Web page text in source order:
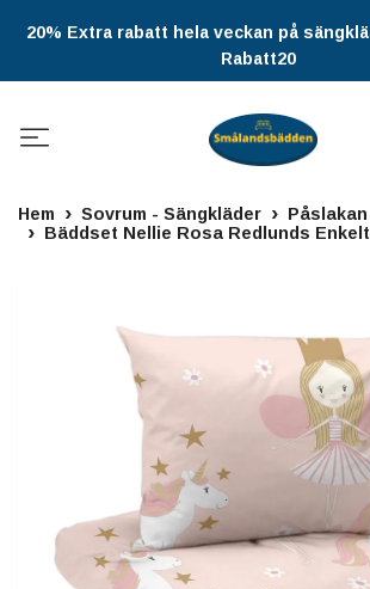
20% Extra rabatt hela veckan på
Rabatt20
Hem Sovrum - Sängkläder
Bäddset Nellie Rosa Redlunds